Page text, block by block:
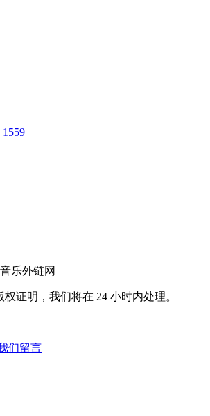
1559
乐外链网
证明，我们将在 24 小时内处理。
们留言